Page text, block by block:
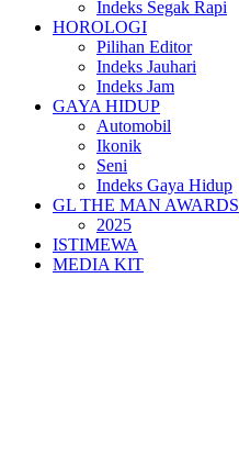
Indeks Segak Rapi
HOROLOGI
Pilihan Editor
Indeks Jauhari
Indeks Jam
GAYA HIDUP
Automobil
Ikonik
Seni
Indeks Gaya Hidup
GL THE MAN AWARDS
2025
ISTIMEWA
MEDIA KIT